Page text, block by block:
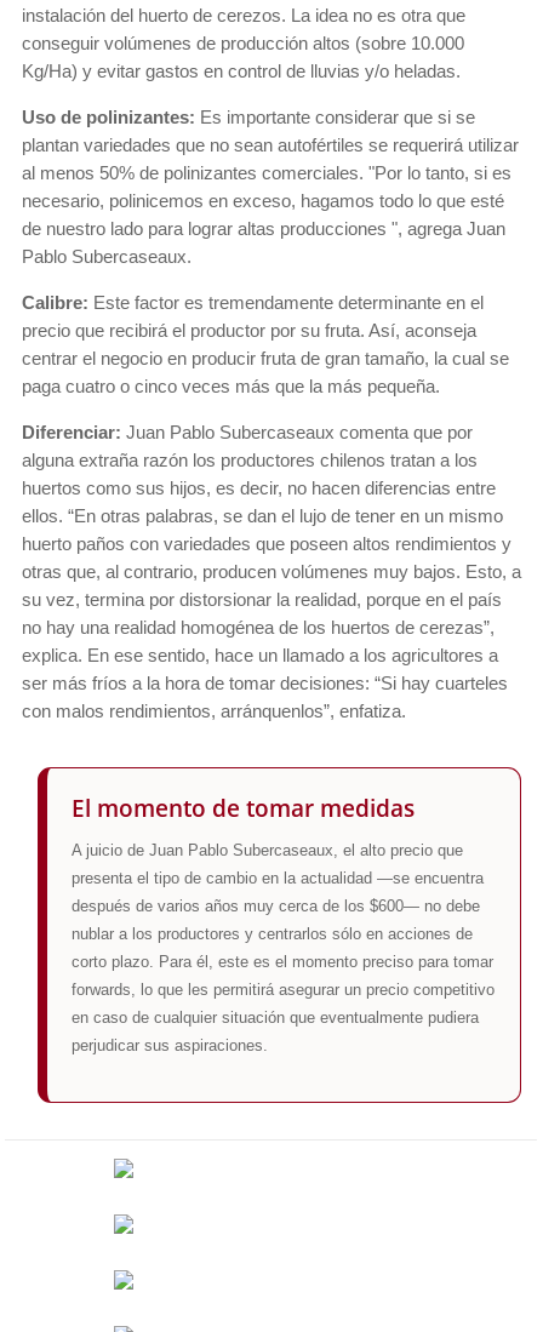
instalación del huerto de cerezos. La idea no es otra que
conseguir volúmenes de producción altos (sobre 10.000
Kg/Ha) y evitar gastos en control de lluvias y/o heladas.
Uso de polinizantes: Es importante considerar que si se
plantan variedades que no sean autofértiles se requerirá utilizar
al menos 50% de polinizantes comerciales. "Por lo tanto, si es
necesario, polinicemos en exceso, hagamos todo lo que esté
de nuestro lado para lograr altas producciones ", agrega Juan
Pablo Subercaseaux.
Calibre: Este factor es tremendamente determinante en el
precio que recibirá el productor por su fruta. Así, aconseja
centrar el negocio en producir fruta de gran tamaño, la cual se
paga cuatro o cinco veces más que la más pequeña.
Diferenciar: Juan Pablo Subercaseaux comenta que por
alguna extraña razón los productores chilenos tratan a los
huertos como sus hijos, es decir, no hacen diferencias entre
ellos. “En otras palabras, se dan el lujo de tener en un mismo
huerto paños con variedades que poseen altos rendimientos y
otras que, al contrario, producen volúmenes muy bajos. Esto, a
su vez, termina por distorsionar la realidad, porque en el país
no hay una realidad homogénea de los huertos de cerezas”,
explica. En ese sentido, hace un llamado a los agricultores a
ser más fríos a la hora de tomar decisiones: “Si hay cuarteles
con malos rendimientos, arránquenlos”, enfatiza.
El momento de tomar medidas
A juicio de Juan Pablo Subercaseaux, el alto precio que
presenta el tipo de cambio en la actualidad —se encuentra
después de varios años muy cerca de los $600— no debe
nublar a los productores y centrarlos sólo en acciones de
corto plazo. Para él, este es el momento preciso para tomar
forwards, lo que les permitirá asegurar un precio competitivo
en caso de cualquier situación que eventualmente pudiera
perjudicar sus aspiraciones.